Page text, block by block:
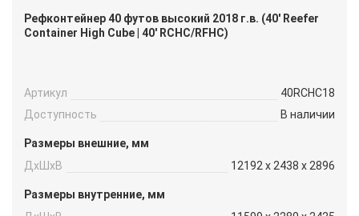
Рефконтейнер 40 футов высокий 2018 г.в. (40′ Reefer
Container High Cube | 40′ RCHC/RFHC)
Артикул
40RCHC18
Доступность
В наличии
Размеры внешние, мм
ДxШxВ
12192 x 2438 x 2896
Размеры внутренние, мм